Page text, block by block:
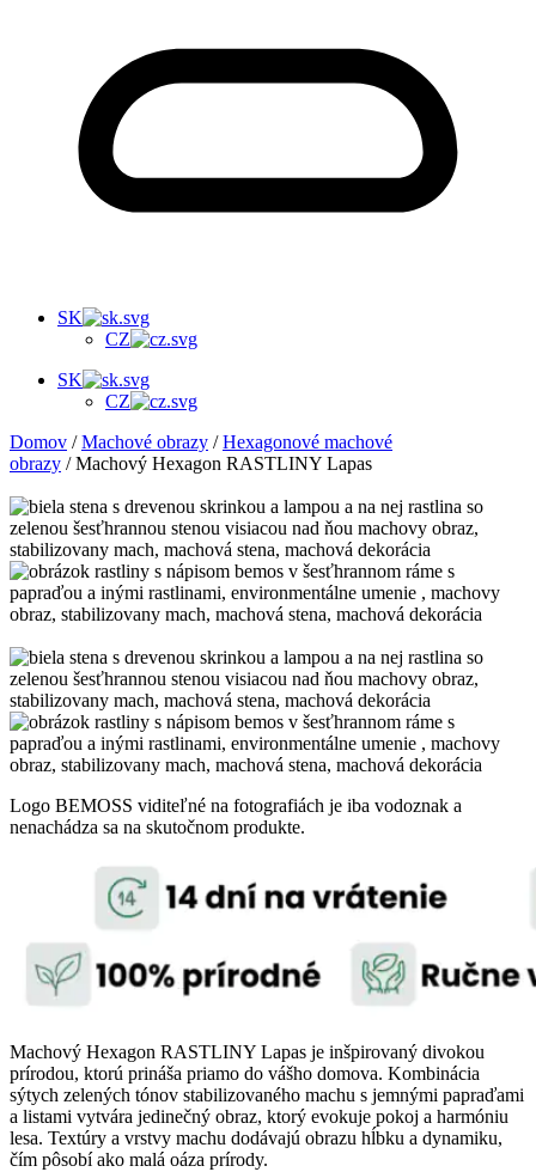
SK
CZ
SK
CZ
Domov /Machové obrazy /Hexagonové machové
obrazy / Machový Hexagon RASTLINY Lapas
Logo BEMOSS viditeľné na fotografiách je iba vodoznak a
nenachádza sa na skutočnom produkte.
Machový Hexagon RASTLINY Lapas je inšpirovaný divokou
prírodou, ktorú prináša priamo do vášho domova. Kombinácia
sýtych zelených tónov stabilizovaného machu s jemnými papraďami
a listami vytvára jedinečný obraz, ktorý evokuje pokoj a harmóniu
lesa. Textúry a vrstvy machu dodávajú obrazu hĺbku a dynamiku,
čím pôsobí ako malá oáza prírody.